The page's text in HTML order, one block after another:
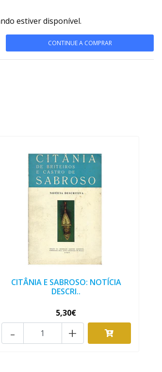
estiver disponível.
CONTINUE A COMPRAR
CITÂNIA E SABROSO: NOTÍCIA
DESCRI..
5,30€
+
-